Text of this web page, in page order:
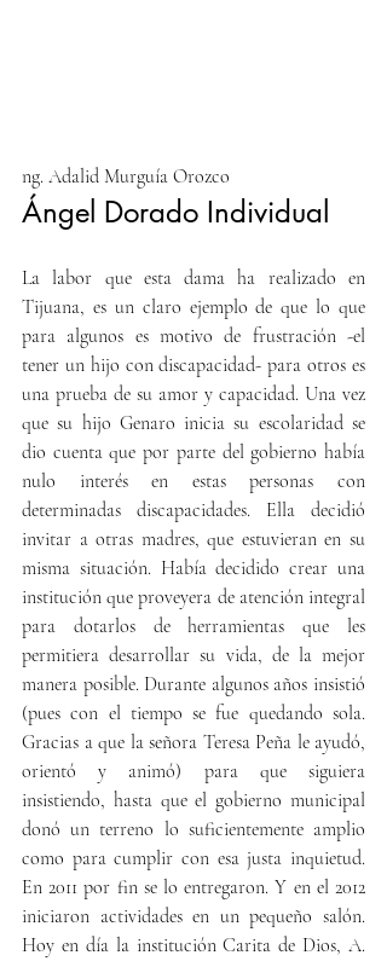
ng. Adalid Murguía Orozco
Ángel Dorado Individual
La labor que esta dama ha realizado en
Tijuana, es un claro ejemplo de que lo que
para algunos es motivo de frustración -el
tener un hijo con discapacidad- para otros es
una prueba de su amor y capacidad. Una vez
que su hijo Genaro inicia su escolaridad se
dio cuenta que por parte del gobierno había
nulo interés en estas personas con
determinadas discapacidades. Ella decidió
invitar a otras madres, que estuvieran en su
misma situación. Había decidido crear una
institución que proveyera de atención integral
para dotarlos de herramientas que les
permitiera desarrollar su vida, de la mejor
manera posible. Durante algunos años insistió
(pues con el tiempo se fue quedando sola.
Gracias a que la señora Teresa Peña le ayudó,
orientó y animó) para que siguiera
insistiendo, hasta que el gobierno municipal
donó un terreno lo suficientemente amplio
como para cumplir con esa justa inquietud.
En 2011 por fin se lo entregaron. Y en el 2012
iniciaron actividades en un pequeño salón.
Hoy en día la institución Carita de Dios, A.